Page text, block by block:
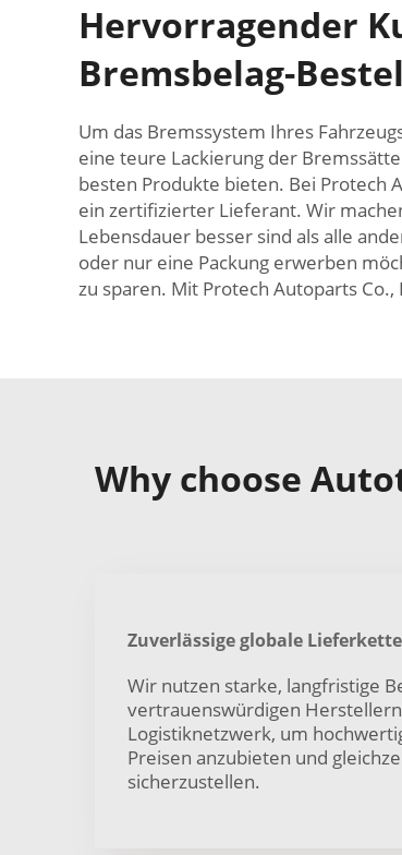
Hervorragender
Bremsbelag-
Um das Bremssystem Ihres
eine teure Lackierung der
besten Produkte bieten. Bei Protech
ein zertifizierter Lieferant. Wir
Lebensdauer besser sind als alle
oder nur eine Packung erwerben
zu sparen. Mit Protech Autoparts
Why choose
Zuverlässige globale
Wir nutzen starke, langfristige
vertrauenswürdigen
Logistiknetzwerk, um
Preisen anzubieten und
sicherzustellen.